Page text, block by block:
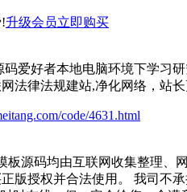
升级会员立即购买
爱好者本地电脑环境下学习
法律法规建站,净化网络，站长
code/4631.html
板源码均由互联网收集整理、
版授权并合法使用。 我司不